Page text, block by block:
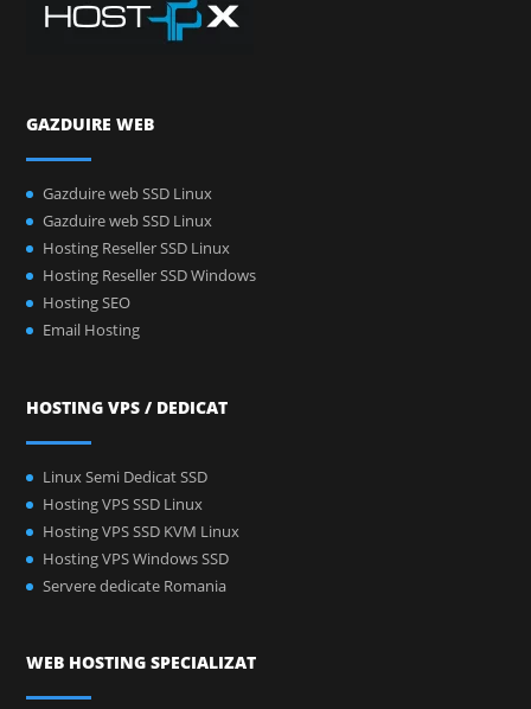
GAZDUIRE WEB
Gazduire web SSD Linux
Gazduire web SSD Linux
Hosting Reseller SSD Linux
Hosting Reseller SSD Windows
Hosting SEO
Email Hosting
HOSTING VPS / DEDICAT
Linux Semi Dedicat SSD
Hosting VPS SSD Linux
Hosting VPS SSD KVM Linux
Hosting VPS Windows SSD
Servere dedicate Romania
WEB HOSTING SPECIALIZAT